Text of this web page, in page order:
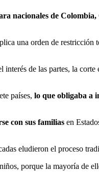
nacionales de
una orden de restricción
interés de las partes, la
países, lo que obligaba a
con sus familias en
eludieron el proceso
porque la mayoría de